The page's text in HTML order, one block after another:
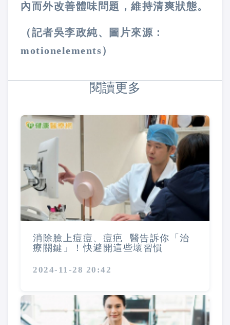
內而外改善體味問題，維持清爽狀態。
（記者吳李政純、圖片來源：
motionelements）
閱讀更多
消除臉上痘痘、痘疤 醫告訴你「治
療關鍵」！快避開這些壞習慣
2024-11-28 20:42